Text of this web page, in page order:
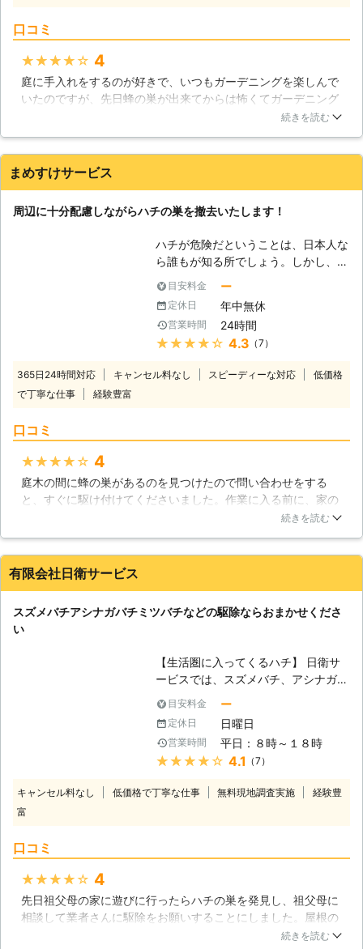
っているお宅にはミツバチやクマバ
チ、アシナガバチが飛んでくることが
ありますが、彼らはおとなしいハチな
うにしましょう。 【私たちは害虫・
は、ハチ駆除だけでなくさまざまな害
虫・害獣駆除のプロフェッショナルで
す。害虫・害獣でお困りならなんでも
ご相談下さい。ダニからアライグマま
で、お客様を悩ませる害虫・害獣に幅
広く対応いたします。
口コミ
★★★★★ 4
庭に手入れをするのが好きで、いつもガーデニングを楽しんで
いたのですが、先日蜂の巣が出来てからは怖くてガーデニング
できなくなってしまいました。なのでユウキさんに連絡して駆
が集まらなくなってきたのでホッとしました。
千葉県 千葉市中央区 2016年12月18日
続きを読む
まめすけサービス
周辺に十分配慮しながらハチの巣を撤去いたします！
ハチが危険だということは、日本人な
ら誰もが知る所でしょう。しかし、実
は毎年のように何十名という人たちが
ハチによって命を落としているので
す。重症・軽症の人を含めれば、その
数はさらに大きくなるでしょう。誰だ
ってハチに刺されたくはありません
とみなされてしまうかもしれません。
です。脅すわけではありませんが、季
節によってはそのまま巨大化し、手が
付けられなくなる恐れもあります。手
は、巣に近づいてきた人間に警戒し、
物を優先的に襲う傾向にあります。ハ
チにもよりますが、その視界は白黒の
世界になっていますので、黒以外にも
赤などの濃い色は要注意です。既にハ
チが近くに住み着いている場合には、
そのような服装は避けるようにしまし
いようです。 【ハチの被害を広げな
は、その場所だけでなく、近隣にも被
暴れまわります。もしも近くに通行人
がいれば、そちらの方が襲われてしま
うかもしれません。 まめすけサービ
目安料金 ー
定休日 年中無休
営業時間 24時間
★★★★★ 4.3 （7）
365日24時間対応 キャンセル料なし スピーディーな対応
低価格
で丁寧な仕事
経験豊富
口コミ
★★★★★ 4
庭木の間に蜂の巣があるのを見つけたので問い合わせをする
と、すぐに駆け付けてくださいました。作業に入る前に、家の
中に避難しているよう指示がありました。作業終了後も徹底的
不安が取り除かれたので、とても安心して作業をお願いするこ
とができました。
群馬県 佐波郡玉村町 2016年12月24日
続きを読む
有限会社日衛サービス
スズメバチアシナガバチミツバチなどの駆除ならおまかせくださ
い
【生活圏に入ってくるハチ】 日衛サ
ービスでは、スズメバチ、アシナガバ
チ、ミツバチの駆除を行なうことが可
能です。ハチというのは私達が日常的
に見かけることがある昆虫の中でも、
特に俊敏で、強力な毒を持っている昆
虫です。好き好んで近づくことは無い
れると、否応なしに生活圏が重なって
治できます。また、住宅の小屋裏や床
下などの駆除には、安全に駆除できる
煙霧剤を利用します。高所の巣でもお
目安料金 ー
定休日 日曜日
営業時間 平日：８時～１８時
★★★★★ 4.1 （7）
キャンセル料なし 低価格で丁寧な仕事 無料現地調査実施
経験豊
富
口コミ
★★★★★ 4
先日祖父母の家に遊びに行ったらハチの巣を発見し、祖父母に
相談して業者さんに駆除をお願いすることにしました。屋根の
高い場所に巣を作っていて、祖父母もハチの巣があることは知
続きを読む